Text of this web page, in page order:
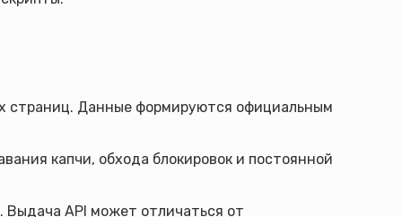
страниц. Данные формируются официальным
капчи, обхода блокировок и постоянной
API может отличаться от